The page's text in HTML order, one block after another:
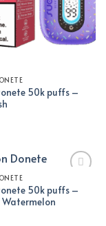
50k puffs –
Add to wishlist
50k puffs –
Watermelon